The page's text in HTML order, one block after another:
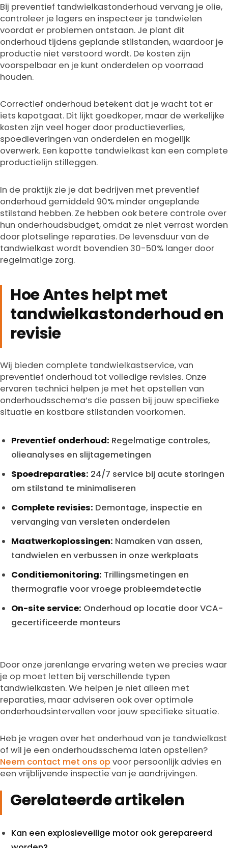
Bij preventief tandwielkastonderhoud vervang je olie,
controleer je lagers en inspecteer je tandwielen
voordat er problemen ontstaan. Je plant dit
onderhoud tijdens geplande stilstanden, waardoor je
productie niet verstoord wordt. De kosten zijn
voorspelbaar en je kunt onderdelen op voorraad
houden.
Correctief onderhoud betekent dat je wacht tot er
iets kapotgaat. Dit lijkt goedkoper, maar de werkelijke
kosten zijn veel hoger door productieverlies,
spoedleveringen van onderdelen en mogelijk
overwerk. Een kapotte tandwielkast kan een complete
productielijn stilleggen.
In de praktijk zie je dat bedrijven met preventief
onderhoud gemiddeld 90% minder ongeplande
stilstand hebben. Ze hebben ook betere controle over
hun onderhoudsbudget, omdat ze niet verrast worden
door plotselinge reparaties. De levensduur van de
tandwielkast wordt bovendien 30-50% langer door
regelmatige zorg.
Hoe Antes helpt met
tandwielkastonderhoud en
revisie
Wij bieden complete tandwielkastservice, van
preventief onderhoud tot volledige revisies. Onze
ervaren technici helpen je met het opstellen van
onderhoudsschema’s die passen bij jouw specifieke
situatie en kostbare stilstanden voorkomen.
Preventief onderhoud: Regelmatige controles,
olieanalyses en slijtagemetingen
Spoedreparaties: 24/7 service bij acute storingen
om stilstand te minimaliseren
Complete revisies: Demontage, inspectie en
vervanging van versleten onderdelen
Maatwerkoplossingen: Namaken van assen,
tandwielen en verbussen in onze werkplaats
Conditiemonitoring: Trillingsmetingen en
thermografie voor vroege probleemdetectie
On-site service: Onderhoud op locatie door VCA-
gecertificeerde monteurs
Door onze jarenlange ervaring weten we precies waar
je op moet letten bij verschillende typen
tandwielkasten. We helpen je niet alleen met
reparaties, maar adviseren ook over optimale
onderhoudsintervallen voor jouw specifieke situatie.
Heb je vragen over het onderhoud van je tandwielkast
of wil je een onderhoudsschema laten opstellen?
Neem contact met ons op voor persoonlijk advies en
een vrijblijvende inspectie van je aandrijvingen.
Gerelateerde artikelen
Kan een explosieveilige motor ook gerepareerd